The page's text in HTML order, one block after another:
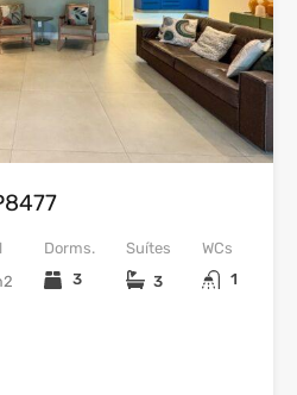
Venda
Dorms.
3
WCs
1
Suítes
3